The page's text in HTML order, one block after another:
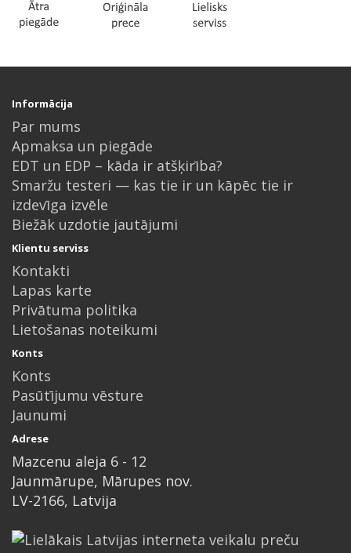
Informācija
Par mums
Apmaksa un piegāde
EDT un EDP – kāda ir atšķirība?
Smaržu testeri — kas tie ir un kāpēc tie ir
izdevīga izvēle
Biežāk uzdotie jautājumi
Klientu serviss
Kontakti
Lapas karte
Privātuma politika
Lietošanas noteikumi
Konts
Konts
Pasūtījumu vēsture
Jaunumi
Adrese
Mazcenu aleja 6 - 12
Jaunmārupe, Mārupes nov.
LV-2166, Latvija